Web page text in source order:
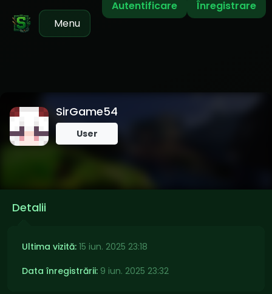
Autentificare
Înregistrare
Menu
SirGame54
User
Detalii
Ultima vizită: 15 iun. 2025 23:18
Data înregistrării: 9 iun. 2025 23:32